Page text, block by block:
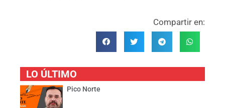
Compartir en:
LO ÚLTIMO
Pico Norte